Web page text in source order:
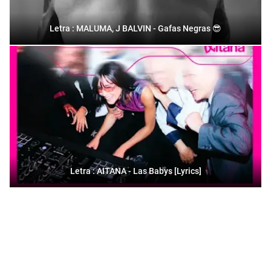
Letra : MALUMA, J BALVIN - Gafas Negras 😎
Letra : AITANA - Las Babys [Lyrics]